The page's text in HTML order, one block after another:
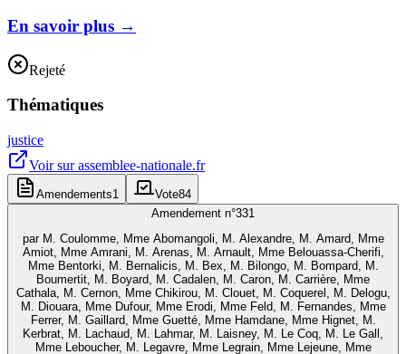
En savoir plus →
Rejeté
Thématiques
justice
Voir surassemblee-nationale.fr
Amendements1 Vote84
Amendement n°331
par M. Coulomme, Mme Abomangoli, M. Alexandre, M. Amard, Mme
Amiot, Mme Amrani, M. Arenas, M. Arnault, Mme Belouassa-Cherifi,
Mme Bentorki, M. Bernalicis, M. Bex, M. Bilongo, M. Bompard, M.
Boumertit, M. Boyard, M. Cadalen, M. Caron, M. Carrière, Mme
Cathala, M. Cernon, Mme Chikirou, M. Clouet, M. Coquerel, M. Delogu,
M. Diouara, Mme Dufour, Mme Erodi, Mme Feld, M. Fernandes, Mme
Ferrer, M. Gaillard, Mme Guetté, Mme Hamdane, Mme Hignet, M.
Kerbrat, M. Lachaud, M. Lahmar, M. Laisney, M. Le Coq, M. Le Gall,
Mme Leboucher, M. Legavre, Mme Legrain, Mme Lejeune, Mme